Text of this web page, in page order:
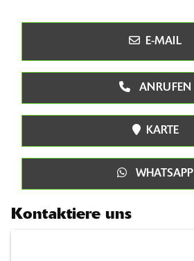
E-MAIL
ANRUFEN
KARTE
WHATSAPP
Kontaktiere uns